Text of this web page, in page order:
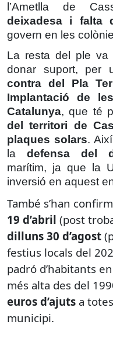
l’Ametlla de
deixadesa i falta
govern en les
La resta del ple va
donar suport, per
contra del Pla
Implantació de
Catalunya, que té
del territori de
plaques solars.
la defensa del
marítim, ja que la
inversió en aquest
També s’han
19 d’abril (post
dilluns 30 d’agost
festius locals del
padró d’habitants en
més alta des del
euros d’ajuts a
municipi.